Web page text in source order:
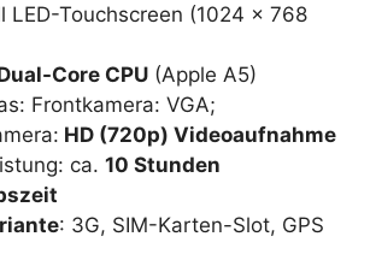
LED-Touchscreen (1024 x 768
Core CPU (Apple A5)
Frontkamera: VGA;
HD (720p) Videoaufnahme
ca. 10 Stunden
: 3G, SIM-Karten-Slot, GPS